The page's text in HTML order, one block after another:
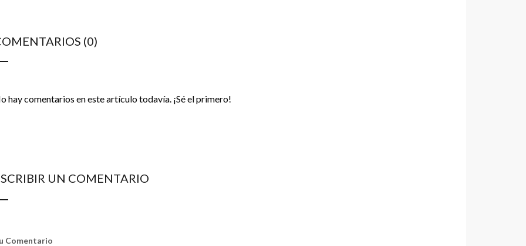
(0)
hay comentarios en este artículo todavía. ¡Sé el primero!
UN COMENTARIO
Comentario